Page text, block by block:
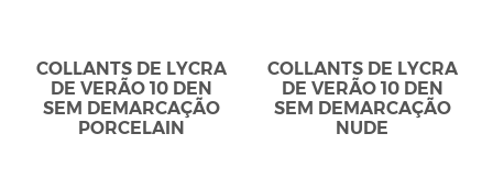
COLLANTS DE LYCRA
DE VERÃO 10 DEN
SEM DEMARCAÇÃO
PORCELAIN
COLLANTS DE LYCRA
DE VERÃO 10 DEN
SEM DEMARCAÇÃO
NUDE